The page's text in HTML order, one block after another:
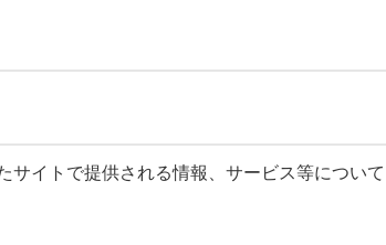
サイトで提供される情報、サービス等について